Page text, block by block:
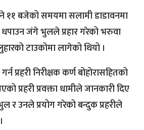
११ बजेको समयमा सलामी डाडावनमा
जंगे भुलले प्रहार गरेको भरुवा
टाउकोमा लागेको थियो ।
प्रहरी निरीक्षक कर्ण बोहोरासहितको
प्रहरी प्रवक्ता धामीले जानकारी दिए
र उनले प्रयोग गरेको बन्दुक प्रहरीले